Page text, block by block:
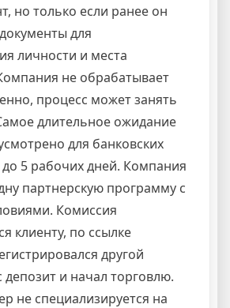
но только если ранее он
для
личности и места
не обрабатывает
процесс может занять
длительное ожидание
для банковских
5 рабочих дней. Компания
партнерскую программу с
Комиссия
клиенту, по ссылке
другой
депозит и начал торговлю.
не специализируется на